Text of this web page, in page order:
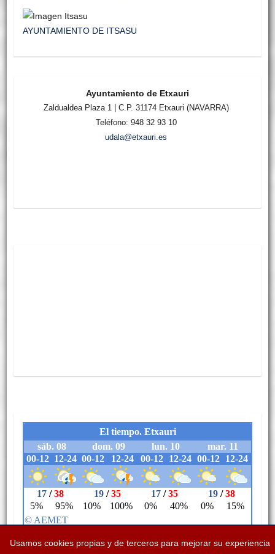
Usamos cookies propias y de terceros para mejorar su experiencia
AYUNTAMIENTO DE ITSASU
Ayuntamiento de Etxauri
Zaldualdea Plaza 1 | C.P. 31174 Etxauri (NAVARRA)
Teléfono: 948 32 93 10
udala@etxauri.es